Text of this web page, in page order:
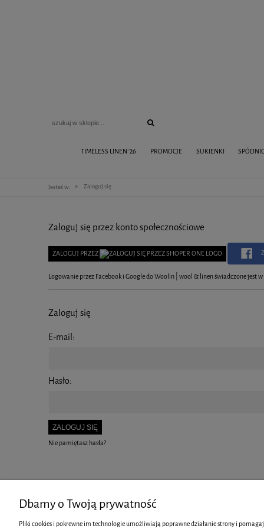
TIMELESS LINEN '26 PROMOCJE SUKIENKI
Jesteś w: » Zaloguj się
Zaloguj się przez konto społecznościowe
ZALOGUJ PRZEZ
Logowanie przez Facebook i Google do Woolin | wool & linen świadczone jest
Zaloguj się
E-mail:
Hasło:
ZALOGUJ SIĘ
Nie pamiętasz hasła?
Dbamy o Twoją prywatność
Pliki cookies i pokrewne im technologie umożliwiają poprawne działanie strony i